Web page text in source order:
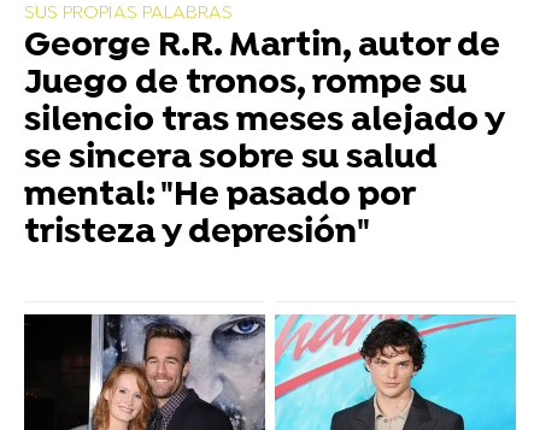
SUS PROPIAS PALABRAS
George R.R. Martin, autor de
Juego de tronos, rompe su
silencio tras meses alejado y
se sincera sobre su salud
mental: "He pasado por
tristeza y depresión"